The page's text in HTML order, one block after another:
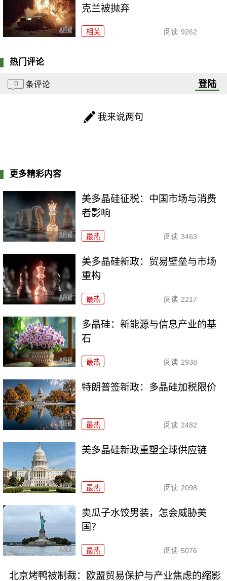
克兰被抛弃
相关 阅读 9262
热门评论
0 条评论 登陆
我来说两句
更多精彩内容
美多晶硅征税：中国市场与消费
者影响
最热 阅读 3463
美多晶硅新政：贸易壁垒与市场
重构
最热 阅读 2217
多晶硅：新能源与信息产业的基
石
最热 阅读 2938
特朗普签新政：多晶硅加税限价
最热 阅读 2482
美多晶硅新政重塑全球供应链
最热 阅读 2098
卖瓜子水饺男装，怎会威胁美
国？
最热 阅读 5076
北京烤鸭被制裁：欧盟贸易保护与产业焦虑的缩影